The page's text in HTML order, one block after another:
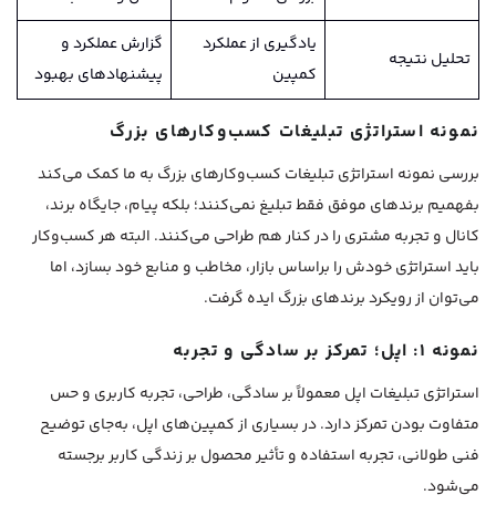
تحلیل نتیجه
یادگیری از عملکرد
کمپین
گزارش عملکرد و
پیشنهادهای بهبود
نمونه استراتژی تبلیغات کسب‌وکارهای بزرگ
بررسی نمونه استراتژی تبلیغات کسب‌وکارهای بزرگ به ما کمک می‌کند
بفهمیم برندهای موفق فقط تبلیغ نمی‌کنند؛ بلکه پیام، جایگاه برند،
کانال و تجربه مشتری را در کنار هم طراحی می‌کنند. البته هر کسب‌وکار
باید استراتژی خودش را براساس بازار، مخاطب و منابع خود بسازد، اما
می‌توان از رویکرد برندهای بزرگ ایده گرفت.
نمونه ۱: اپل؛ تمرکز بر سادگی و تجربه
استراتژی تبلیغات اپل معمولاً بر سادگی، طراحی، تجربه کاربری و حس
متفاوت بودن تمرکز دارد. در بسیاری از کمپین‌های اپل، به‌جای توضیح
فنی طولانی، تجربه استفاده و تأثیر محصول بر زندگی کاربر برجسته
می‌شود.